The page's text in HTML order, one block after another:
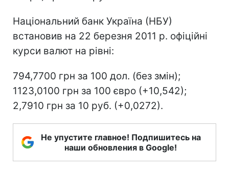
Національний банк Україна (НБУ)
встановив на 22 березня 2011 р. офіційні
курси валют на рівні:
794,7700 грн за 100 дол. (без змін);
1123,0100 грн за 100 євро (+10,542);
2,7910 грн за 10 руб. (+0,0272).
Не упустите главное! Подпишитесь на
наши обновления в Google!